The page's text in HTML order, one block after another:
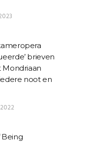
brieven
Mondriaan
noot en
Being